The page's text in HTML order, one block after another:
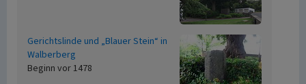
Gerichtslinde und „Blauer Stein“ in
Walberberg
Beginn vor 1478